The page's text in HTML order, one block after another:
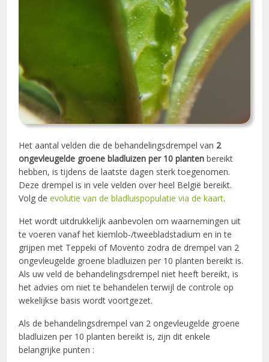
Het aantal velden die de behandelingsdrempel van 2
ongevleugelde groene bladluizen per 10 planten bereikt
hebben, is tijdens de laatste dagen sterk toegenomen.
Deze drempel is in vele velden over heel België bereikt.
Volg deevolutie van de bladluispopulatie via de kaart.
Het wordt uitdrukkelijk aanbevolen om waarnemingen uit
te voeren vanaf het kiemlob-/tweebladstadium en in te
grijpen met Teppeki of Movento zodra de drempel van 2
ongevleugelde groene bladluizen per 10 planten bereikt is.
Als uw veld de behandelingsdrempel niet heeft bereikt, is
het advies om niet te behandelen terwijl de controle op
wekelijkse basis wordt voortgezet.
Als de behandelingsdrempel van 2 ongevleugelde groene
bladluizen per 10 planten bereikt is, zijn dit enkele
belangrijke punten :